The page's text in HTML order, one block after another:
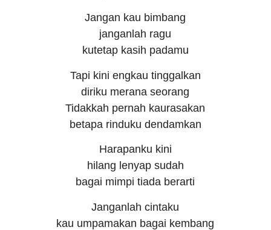
Jangan kau bimbang
janganlah ragu
kutetap kasih padamu
Tapi kini engkau tinggalkan
diriku merana seorang
Tidakkah pernah kaurasakan
betapa rinduku dendamkan
Harapanku kini
hilang lenyap sudah
bagai mimpi tiada berarti
Janganlah cintaku
kau umpamakan bagai kembang